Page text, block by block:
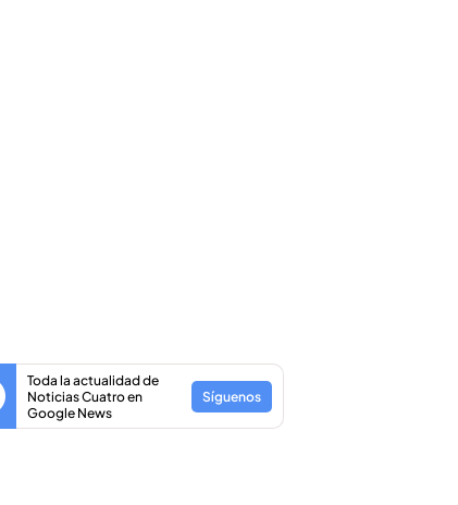
Toda la actualidad de
Noticias Cuatro en
Google News
Síguenos